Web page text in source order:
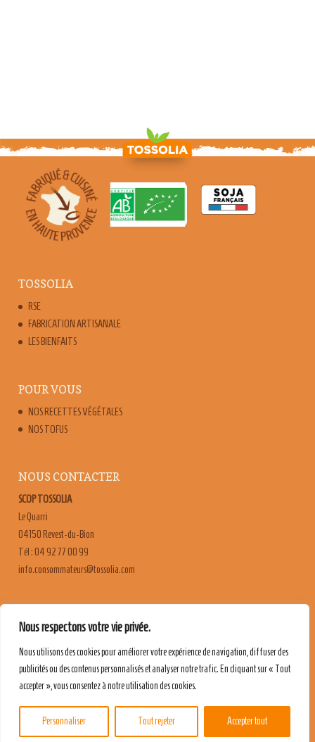
Nous respectons votre vie privée.
Nous utilisons des cookies pour améliorer votre expérience de navigation, diffuser des
publicités ou des contenus personnalisés et analyser notre trafic. En cliquant sur « Tout
accepter », vous consentez à notre utilisation des cookies.
Personnaliser Tout rejeter Accepter tout
TOSSOLIA
RSE
FABRICATION ARTISANALE
LES BIENFAITS
POUR VOUS
NOS RECETTES VÉGÉTALES
NOS TOFUS
NOUS CONTACTER
SCOP TOSSOLIA
Le Quarri
04150 Revest-du-Bion
Tél : 04 92 77 00 99
moc.ailossot@sruetammosnoc.ofni
CONTACT & RECRUTEMENT
MENTIONS LÉGALES
POLITIQUE DE CONFIDENTIALITÉ